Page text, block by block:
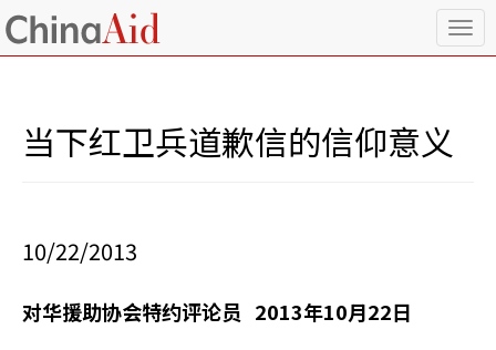
T
o
当下红卫兵道歉信的信仰意义
10/22/2013
对华援助协会特约评论员 2013年10月22日